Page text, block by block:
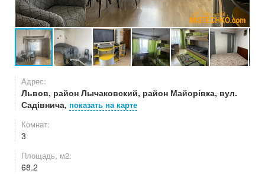
Адрес:
Львов, район Лычаковский, район Майорівка, вул.
Садівнича, показать на карте
Комнат:
3
Площадь, м2:
68.2